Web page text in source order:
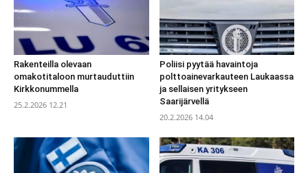
Rakenteilla olevaan
omakotitaloon murtauduttiin
Kirkkonummella
25.2.2026 12.21
Poliisi pyytää havaintoja
polttoainevarkauteen Laukaassa
ja sellaisen yritykseen
Saarijärvellä
20.2.2026 14.04